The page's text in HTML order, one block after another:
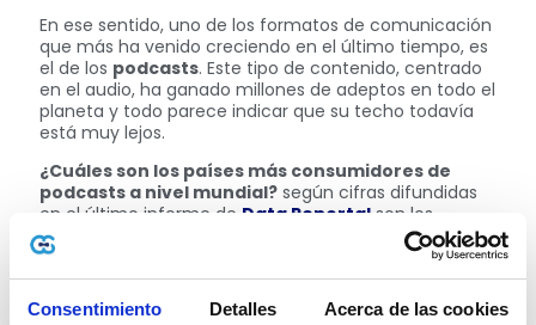
Consentimiento Detalles Acerca de las cookies
En ese sentido, uno de los formatos de comunicación
que más ha venido creciendo en el último tiempo, es
el de los podcasts. Este tipo de contenido, centrado
en el audio, ha ganado millones de adeptos en todo el
planeta y todo parece indicar que su techo todavía
está muy lejos.
¿Cuáles son los países más consumidores de
podcasts a nivel mundial? según cifras difundidas
en el último informe de Data Reportal son los
siguientes:
México: 33,2%.
Indonesia: 32%.